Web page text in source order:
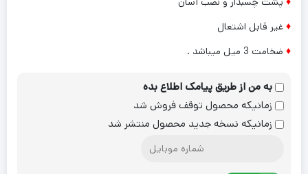
♦ غیر قابل اشتعال
♦ ضخامت 3 میل میباشد .
به من از طریق پیامک اطلاع بده
زمانیکه محصول توقف فروش شد
زمانیکه نسخه جدید محصول منتشر شد